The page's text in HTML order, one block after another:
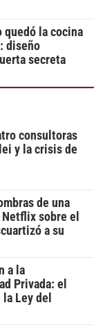
la cocina
diseño
secreta
consultoras
y la crisis de
de una
sobre el
a su
a la
Privada: el
Ley del